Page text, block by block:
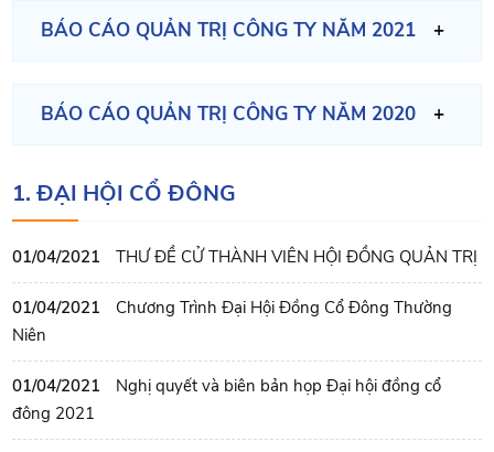
BÁO CÁO QUẢN TRỊ CÔNG TY NĂM 2021
BÁO CÁO QUẢN TRỊ CÔNG TY NĂM 2020
1. ĐẠI HỘI CỔ ĐÔNG
01/04/2021 THƯ ĐỀ CỬ THÀNH VIÊN HỘI ĐỒNG QUẢN TRỊ
01/04/2021
Chương Trình Đại Hội Đồng Cổ Đông Thường
Niên
01/04/2021
Nghị quyết và biên bản họp Đại hội đồng cổ
đông 2021